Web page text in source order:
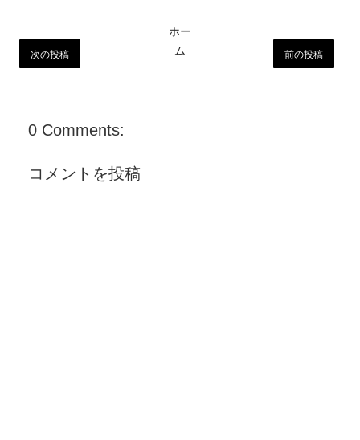
次の投稿 前の投稿
ホー
ム
0 Comments:
コメントを投稿